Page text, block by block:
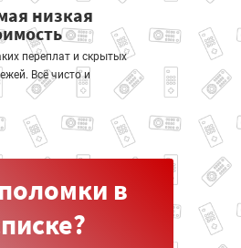
низкая
переплат и скрытых
Всё чисто и
в